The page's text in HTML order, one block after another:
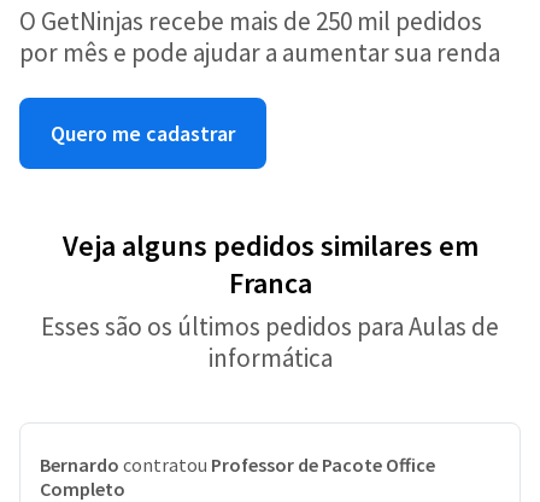
O GetNinjas recebe mais de 250 mil pedidos
por mês e pode ajudar a aumentar sua renda
Quero me cadastrar
Veja alguns pedidos similares em
Franca
Esses são os últimos pedidos para Aulas de
informática
Bernardo contratou Professor de Pacote Office
Completo